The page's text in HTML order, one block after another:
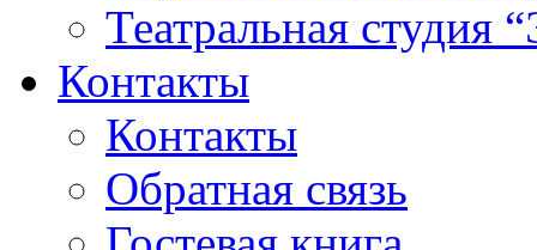
Театральная студия
Контакты
Контакты
Обратная связь